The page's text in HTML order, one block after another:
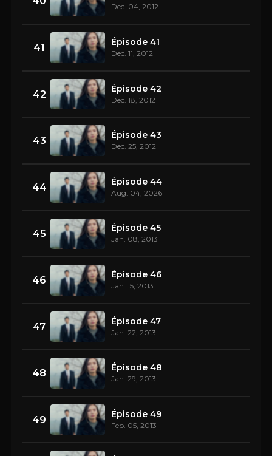
Dec. 04, 2012
41 Épisode 41
Dec. 11, 2012
42 Épisode 42
Dec. 18, 2012
43 Épisode 43
Dec. 25, 2012
44 Épisode 44
Aug. 04, 2026
45 Épisode 45
Jan. 08, 2013
46 Épisode 46
Jan. 15, 2013
47 Épisode 47
Jan. 22, 2013
48 Épisode 48
Jan. 29, 2013
49 Épisode 49
Feb. 05, 2013